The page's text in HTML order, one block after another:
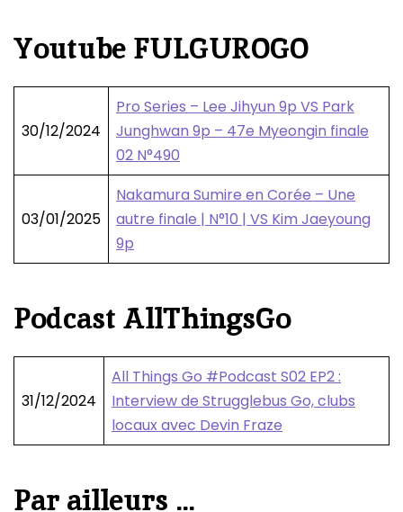
Youtube FULGUROGO
30/12/2024
Pro Series – Lee Jihyun 9p VS Park
Junghwan 9p – 47e Myeongin finale
02 N°490
03/01/2025
Nakamura Sumire en Corée – Une
autre finale | N°10 | VS Kim Jaeyoung
9p
Podcast AllThingsGo
31/12/2024
All Things Go #Podcast S02 EP2 :
Interview de Strugglebus Go, clubs
locaux avec Devin Fraze
Par ailleurs …